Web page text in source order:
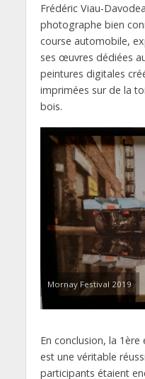
Frédéric Viau-
photographe bien
course automobile,
ses œuvres dédiées
peintures digitales
imprimées sur de la
bois.
Mornay Festival 2019
En conclusion, la 1ère
est une véritable
participants étaient